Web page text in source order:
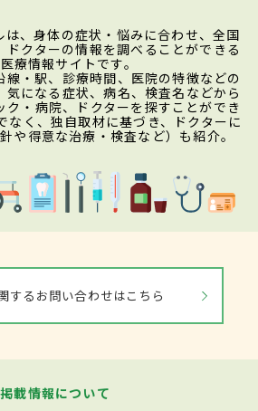
は、身体の症状・悩みに合わせ、全国
ドクターの情報を調べることができる
療情報サイトです。
線・駅、診療時間、医院の特徴などの
になる症状、病名、検査名などから
ク・病院、ドクターを探すことができ
なく、独自取材に基づき、ドクターに
や得意な治療・検査など）も紹介。
するお問い合わせはこちら
掲載情報について